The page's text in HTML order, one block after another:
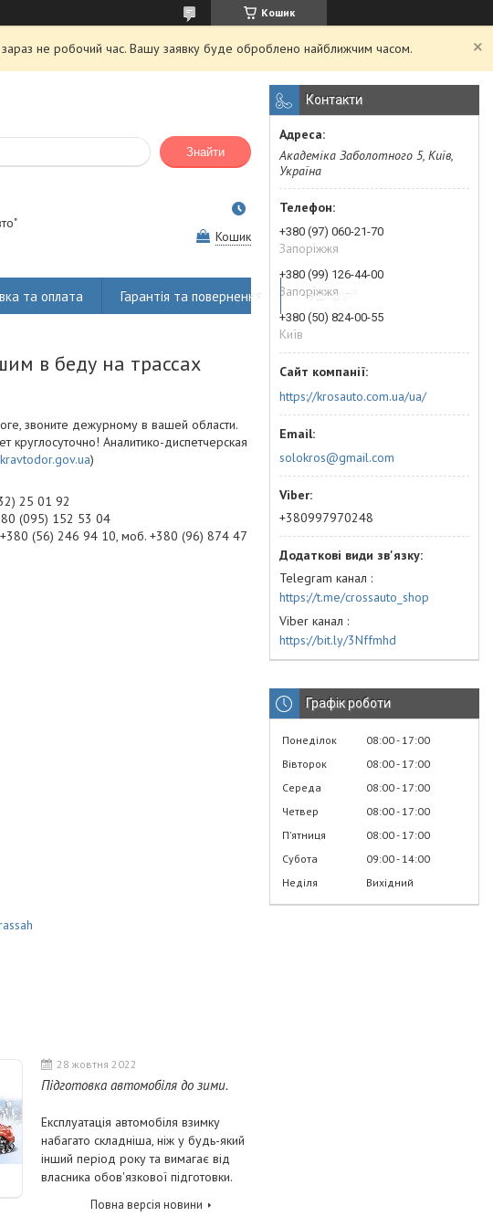
Кошик
не робочий час. Вашу заявку буде оброблено найближчим часом.
Знайти
Кошик
та оплата Гарантія та повернення Наші філії
в беду на трассах
звоните дежурному в вашей области.
Аналитико-диспетчерская
)
25 01 92
(095) 152 53 04
+380 (56) 246 94 10, моб. +380 (96) 874 47
28 жовтня 2022
Підготовка автомобіля до зими.
Експлуатація автомобіля взимку
набагато складніша, ніж у будь-який
інший період року та вимагає від
власника обов'язкової підготовки.
Повна версія новини
Контакти
Академіка Заболотного 5, Київ,
Україна
+380 (97) 060-21-70
Запоріжжя
+380 (99) 126-44-00
Запоріжжя
+380 (50) 824-00-55
Київ
https://krosauto.com.ua/ua/
solokros@gmail.com
+380997970248
Telegram канал
https://t.me/crossauto_shop
Viber канал
https://bit.ly/3Nffmhd
Графік роботи
Понеділок 08:00 17:00
Вівторок
08:00 17:00
Середа
08:00 17:00
Четвер
08:00 17:00
Пʼятниця
08:00 17:00
Субота
09:00 14:00
Неділя
Вихідний